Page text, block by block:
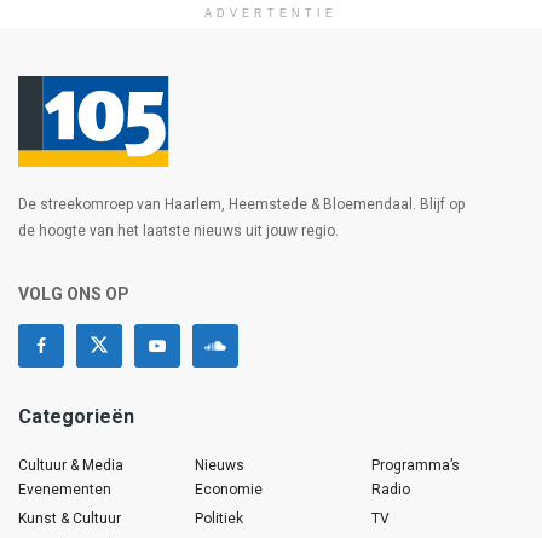
ADVERTENTIE
De streekomroep van Haarlem, Heemstede & Bloemendaal. Blijf op
de hoogte van het laatste nieuws uit jouw regio.
VOLG ONS OP
Categorieën
Cultuur & Media
Evenementen
Kunst & Cultuur
Nieuws
Economie
Politiek
Programma’s
Radio
TV